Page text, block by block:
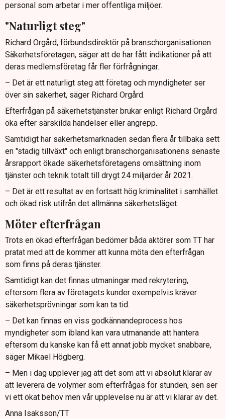
personal som arbetar i mer offentliga miljöer.
"Naturligt steg"
Richard Orgård, förbundsdirektör på branschorganisationen
Säkerhetsföretagen, säger att de har fått indikationer på att
deras medlemsföretag får fler förfrågningar.
– Det är ett naturligt steg att företag och myndigheter ser
över sin säkerhet, säger Richard Orgård.
Efterfrågan på säkerhetstjänster brukar enligt Richard Orgård
öka efter särskilda händelser eller angrepp.
Samtidigt har säkerhetsmarknaden sedan flera år tillbaka sett
en "stadig tillväxt" och enligt branschorganisationens senaste
årsrapport ökade säkerhetsföretagens omsättning inom
tjänster och teknik totalt till drygt 24 miljarder år 2021.
– Det är ett resultat av en fortsatt hög kriminalitet i samhället
och ökad risk utifrån det allmänna säkerhetsläget.
Möter efterfrågan
Trots en ökad efterfrågan bedömer båda aktörer som TT har
pratat med att de kommer att kunna möta den efterfrågan
som finns på deras tjänster.
Samtidigt kan det finnas utmaningar med rekrytering,
eftersom flera av företagets kunder exempelvis kräver
säkerhetsprövningar som kan ta tid.
– Det kan finnas en viss godkännandeprocess hos
myndigheter som ibland kan vara utmanande att hantera
eftersom du kanske kan få ett annat jobb mycket snabbare,
säger Mikael Högberg.
– Men i dag upplever jag att det som att vi absolut klarar av
att leverera de volymer som efterfrågas för stunden, sen ser
vi ett ökat behov men vår upplevelse nu är att vi klarar av det.
Anna Isaksson/TT